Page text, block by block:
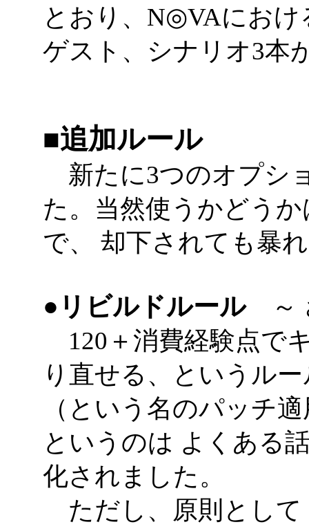
とおり、N◎VAにおけ
ゲスト、シナリオ3本
■追加ルール
新たに3つのオプシ
た。当然使うかどう
で、 却下されても暴
●リビルドルール～
120＋消費経験点で
り直せる、というル
（という名のパッチ
というのは よくある
化されました。
ただし、原則として